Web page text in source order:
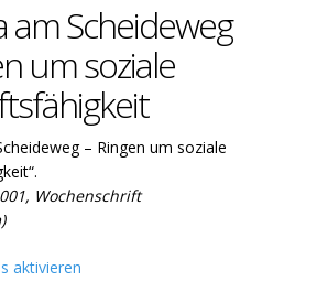
am Scheideweg
um soziale
– Ringen um soziale
Wochenschrift
aktivieren